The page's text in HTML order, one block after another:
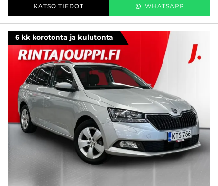
KATSO TIEDOT WHATSAPP
6 kk korotonta ja kulutonta